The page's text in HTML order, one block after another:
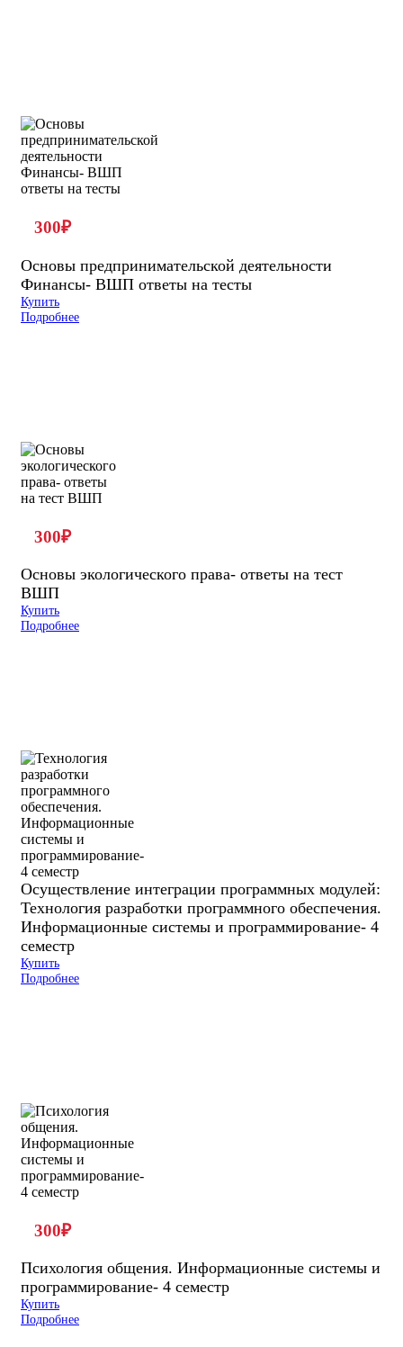
300₽
Основы предпринимательской деятельности
Финансы- ВШП ответы на тесты
Купить
Подробнее
300₽
Основы экологического права- ответы на тест
ВШП
Купить
Подробнее
Осуществление интеграции программных модулей:
Технология разработки программного обеспечения.
Информационные системы и программирование- 4
семестр
Купить
Подробнее
300₽
Психология общения. Информационные системы и
программирование- 4 семестр
Купить
Подробнее